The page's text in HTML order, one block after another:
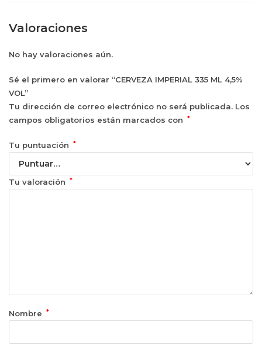
Valoraciones
No hay valoraciones aún.
Sé el primero en valorar “CERVEZA IMPERIAL 335 ML 4,5%
VOL”
Tu dirección de correo electrónico no será publicada. Los
campos obligatorios están marcados con
*
Tu puntuación *
Tu valoración *
Nombre *